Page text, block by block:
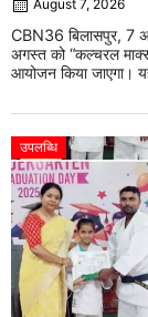
August 7, 2026
CBN36 बिलासपुर, 7
अगस्त को “कल्चरल
आयोजन किया जाएगा।
उपलब्धि